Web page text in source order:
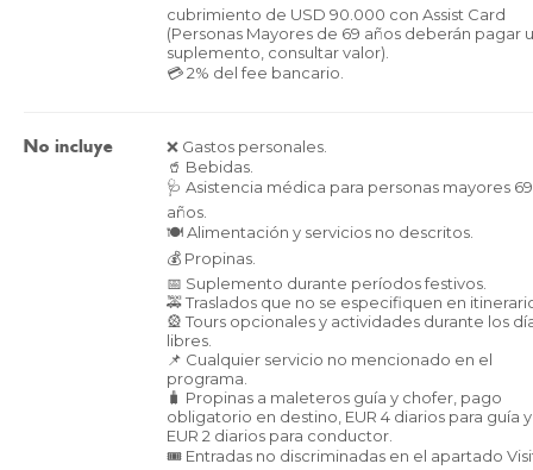
cubrimiento de USD 90.000 con Assist Card
(Personas Mayores de 69 años deberán pagar
suplemento, consultar valor).
💳 2% del fee bancario.
No incluye
❌ Gastos personales.
🥤 Bebidas.
🩺 Asistencia médica para personas mayores 69
años.
🍽️ Alimentación y servicios no descritos.
💰 Propinas.
📅 Suplemento durante períodos festivos.
🚕 Traslados que no se especifiquen en
🎡 Tours opcionales y actividades durante los
libres.
📌 Cualquier servicio no mencionado en el
programa.
🧳 Propinas a maleteros guía y chofer, pago
obligatorio en destino, EUR 4 diarios para guía y
EUR 2 diarios para conductor.
🎟️ Entradas no discriminadas en el apartado